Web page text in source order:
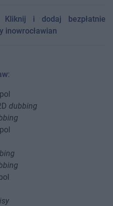
Kliknij i dodaj bezpłatnie
inowrocławian
:
dubbing